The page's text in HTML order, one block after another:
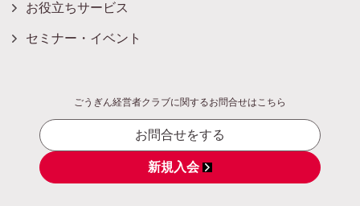
お役立ちサービス
セミナー・イベント
ごうぎん経営者クラブに関するお問合せはこちら
お問合せをする
新規入会